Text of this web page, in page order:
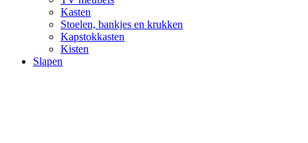
Kasten
Stoelen, bankjes en krukken
Kapstokkasten
Kisten
Slapen